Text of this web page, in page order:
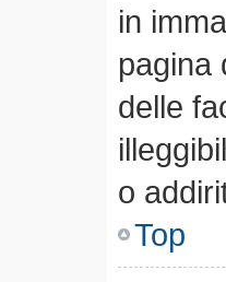
in
pagina
delle
o
Top